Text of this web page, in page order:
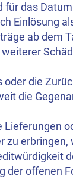
das
Einlösung
ab dem
die
die
erbringen,
der offenen